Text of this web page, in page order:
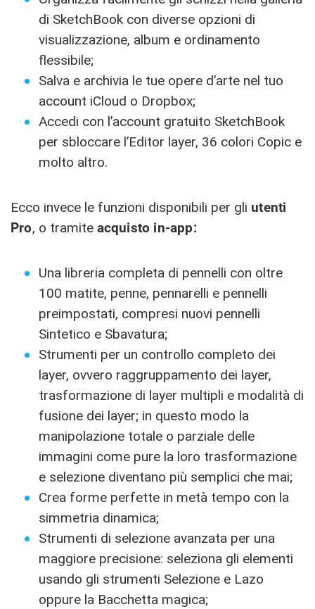
di SketchBook con diverse opzioni di
visualizzazione, album e ordinamento
flessibile;
Salva e archivia le tue opere d’arte nel tuo
account iCloud o Dropbox;
Accedi con l’account gratuito SketchBook
per sbloccare l’Editor layer, 36 colori Copic e
molto altro.
Ecco invece le funzioni disponibili per gli utenti
Pro, o tramite acquisto in-app:
Una libreria completa di pennelli con oltre
100 matite, penne, pennarelli e pennelli
preimpostati, compresi nuovi pennelli
Sintetico e Sbavatura;
Strumenti per un controllo completo dei
layer, ovvero raggruppamento dei layer,
trasformazione di layer multipli e modalità di
fusione dei layer; in questo modo la
manipolazione totale o parziale delle
immagini come pure la loro trasformazione
e selezione diventano più semplici che mai;
Crea forme perfette in metà tempo con la
simmetria dinamica;
Strumenti di selezione avanzata per una
maggiore precisione: seleziona gli elementi
usando gli strumenti Selezione e Lazo
oppure la Bacchetta magica;